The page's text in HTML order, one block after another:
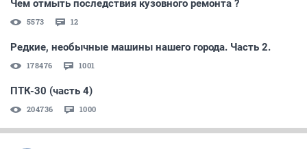
Чем отмыть последствия кузовного ремонта ?
5573 12
Редкие, необычные машины нашего города. Часть 2.
178476 1001
ПТК-30 (часть 4)
204736 1000